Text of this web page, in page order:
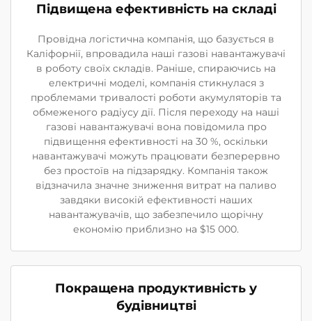
Підвищена ефективність на складі
Провідна логістична компанія, що базується в
Каліфорнії, впровадила наші газові навантажувачі
в роботу своїх складів. Раніше, спираючись на
електричні моделі, компанія стикнулася з
проблемами тривалості роботи акумуляторів та
обмеженого радіусу дії. Після переходу на наші
газові навантажувачі вона повідомила про
підвищення ефективності на 30 %, оскільки
навантажувачі можуть працювати безперервно
без простоїв на підзарядку. Компанія також
відзначила значне зниження витрат на паливо
завдяки високій ефективності наших
навантажувачів, що забезпечило щорічну
економію приблизно на $15 000.
Покращена продуктивність у
будівництві